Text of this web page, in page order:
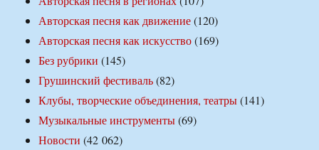
Авторская песня как движение(120)
Авторская песня как искусство(169)
Без рубрики (145)
Грушинский фестиваль(82)
Клубы, творческие объединения, театры(141)
Музыкальные инструменты(69)
Новости (42 062)